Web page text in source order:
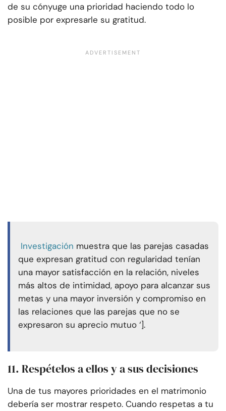
de su cónyuge una prioridad haciendo todo lo
posible por expresarle su gratitud.
Investigación muestra que las parejas casadas
que expresan gratitud con regularidad tenían
una mayor satisfacción en la relación, niveles
más altos de intimidad, apoyo para alcanzar sus
metas y una mayor inversión y compromiso en
las relaciones que las parejas que no se
expresaron su aprecio mutuo ‘].
11. Respételos a ellos y a sus decisiones
Una de tus mayores prioridades en el matrimonio
debería ser mostrar respeto. Cuando respetas a tu